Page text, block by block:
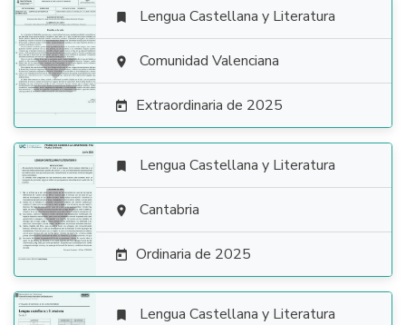

 Lengua Castellana y Literatura
 Comunidad Valenciana
 Extraordinaria de 2025

 Lengua Castellana y Literatura
 Cantabria
 Ordinaria de 2025
 Lengua Castellana y Literatura